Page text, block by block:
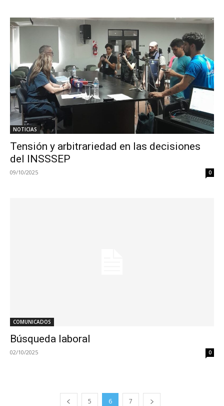
NOTICIAS
Tensión y arbitrariedad en las decisiones
del INSSSEP
09/10/2025 0
COMUNICADOS
Búsqueda laboral
02/10/2025 0
5 6 7